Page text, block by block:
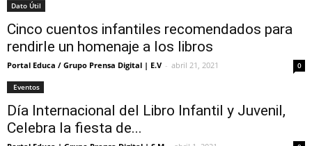
Dato Útil
Cinco cuentos infantiles recomendados para
rendirle un homenaje a los libros
Portal Educa / Grupo Prensa Digital | E.V - abril 21, 2021 0
Eventos
Día Internacional del Libro Infantil y Juvenil,
Celebra la fiesta de...